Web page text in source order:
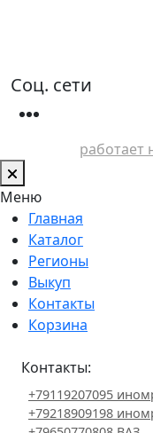
Соц. сети
работает
Меню
Главная
Каталог
Регионы
Выкуп
Контакты
Корзина
Контакты:
+79119207095
+79218909198